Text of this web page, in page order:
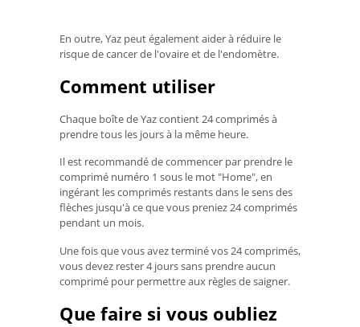
En outre, Yaz peut également aider à réduire le
risque de cancer de l'ovaire et de l'endomètre.
Comment utiliser
Chaque boîte de Yaz contient 24 comprimés à
prendre tous les jours à la même heure.
Il est recommandé de commencer par prendre le
comprimé numéro 1 sous le mot "Home", en
ingérant les comprimés restants dans le sens des
flèches jusqu'à ce que vous preniez 24 comprimés
pendant un mois.
Une fois que vous avez terminé vos 24 comprimés,
vous devez rester 4 jours sans prendre aucun
comprimé pour permettre aux règles de saigner.
Que faire si vous oubliez